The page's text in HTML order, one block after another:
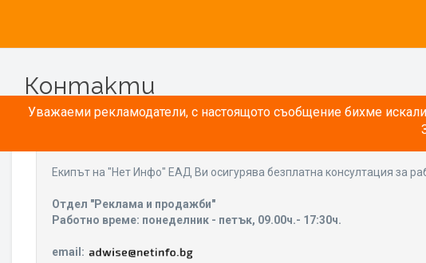
Уважаеми рекламодатели, с настоящото съобщение бихме
Контакти
Eкипът на "Нет Инфо" ЕАД Ви осигурява безплатна консултация за
Отдел "Реклама и продажби"
Работно време: понеделник - петък, 09.00ч.- 17:30ч.
email: